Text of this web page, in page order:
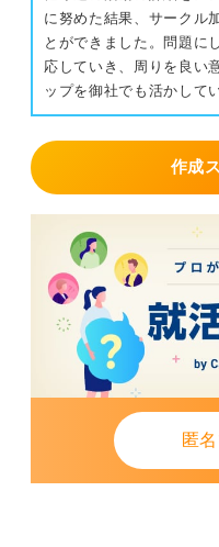
に努めた結果、サークル
とができました。問題に
応していき、周りを良い
ップを御社でも活かして
作成
匿